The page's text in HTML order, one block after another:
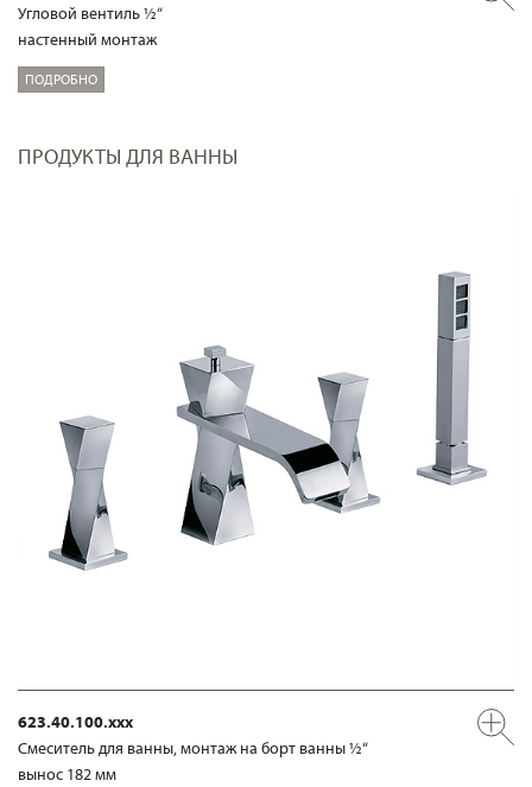
Угловой вентиль ½“
настенный монтаж
ПОДРОБНО
ПРОДУКТЫ ДЛЯ ВАННЫ
623.40.100.xxx
Смеситель для ванны, монтаж на борт ванны ½“
вынос 182 мм